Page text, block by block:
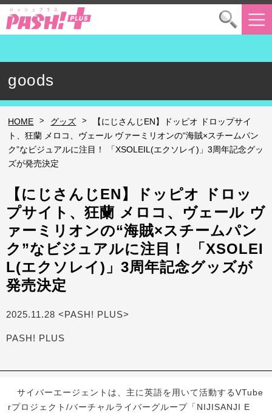
goods
HOME > グッズ >
【にじさんじEN】ドッピオ ドロップサイ
ト、狂蘭 メロコ、ヴェール ヴァーミリオンの“海賊×スチームパン
ク”なビジュアルに注目！ 「XSOLEIL(エクソレイ)」3周年記念グッ
ズが発売決定
【にじさんじEN】ドッピオ ドロッ
プサイト、狂蘭 メロコ、ヴェール ヴ
ァーミリオンの“海賊×スチームパン
ク”なビジュアルに注目！ 「XSOLEI
L(エクソレイ)」3周年記念グッズが
発売決定
2025.11.28 <PASH! PLUS>
PASH! PLUS
サイバーエージェントは、主に英語を用いて活動するVTube
rプロジェクト/バーチャルライバーグループ「NIJISANJI E